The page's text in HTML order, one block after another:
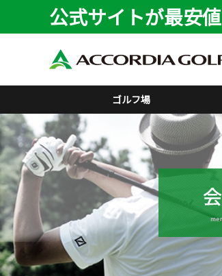
公式サイトが最安値
ゴルフ場